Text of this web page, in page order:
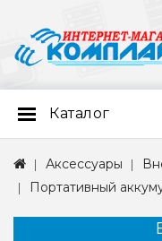
Каталог
Аксессуары
Портативный